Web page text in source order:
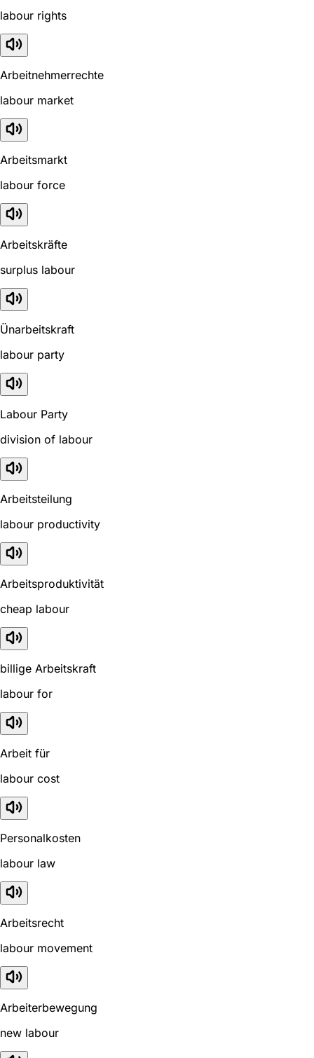
labour rights
Arbeitnehmerrechte
labour market
Arbeitsmarkt
labour force
Arbeitskräfte
surplus labour
Ünarbeitskraft
labour party
Labour Party
division of labour
Arbeitsteilung
labour productivity
Arbeitsproduktivität
cheap labour
billige Arbeitskraft
labour for
Arbeit für
labour cost
Personalkosten
labour law
Arbeitsrecht
labour movement
Arbeiterbewegung
new labour